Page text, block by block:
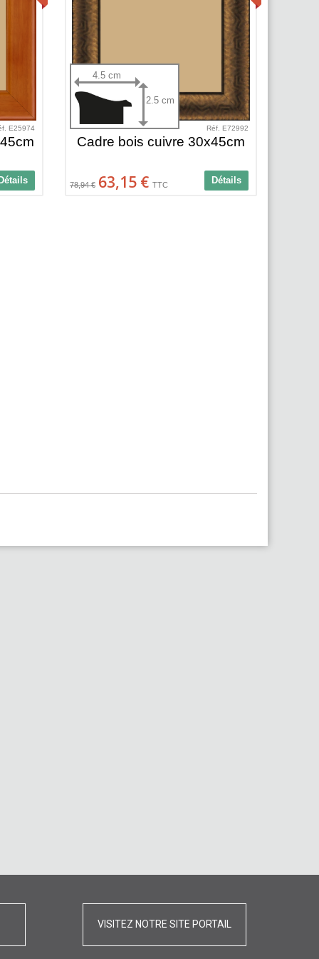
E25974
Détails
4.5 cm
2.5 cm
Réf. E72992
Cadre bois cuivre 30x45cm
Détails
78,94 € 63,15 € TTC
VISITEZ NOTRE SITE PORTAIL